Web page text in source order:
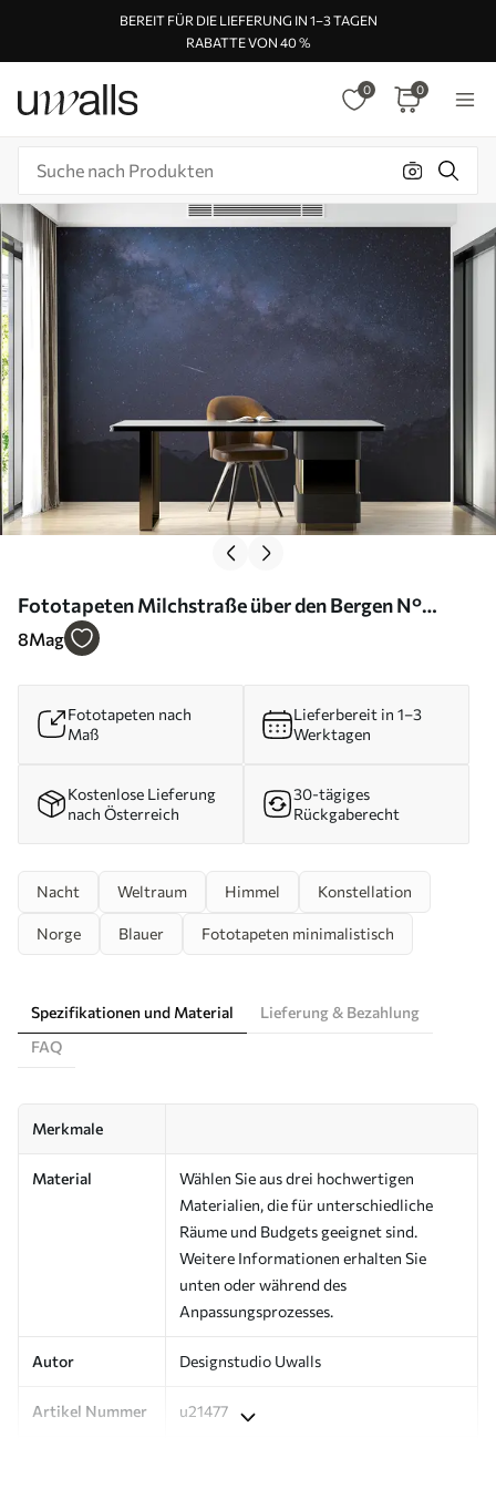
BEREIT FÜR DIE LIEFERUNG IN 1–3 TAGEN
RABATTE VON 40 %
0 0
Fototapeten Milchstraße über den Bergen N°
u21477
8Mag
Fototapeten nach
Maß
Lieferbereit in 1–3
Werktagen
Kostenlose Lieferung
nach Österreich
30-tägiges
Rückgaberecht
Nacht Weltraum Himmel Konstellation
Norge Blauer Fototapeten minimalistisch
Spezifikationen und Material
Lieferung & Bezahlung
FAQ
Merkmale
Material
Wählen Sie aus drei hochwertigen
Materialien, die für unterschiedliche
Räume und Budgets geeignet sind.
Weitere Informationen erhalten Sie
unten oder während des
Anpassungsprozesses.
Autor Designstudio Uwalls
Artikel Nummer u21477